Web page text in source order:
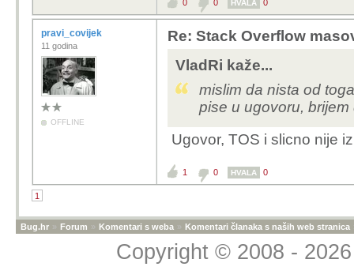
0 0 HVALA 0
pravi_covijek
11 godina
OFFLINE
Re: Stack Overflow
VladRi kaže...
mislim da nista od
pise u ugovoru, brijem
Ugovor, TOS i slicno nije
1 0 HVALA 0
1
Bug.hr » Forum » Komentari s weba » Komentari članaka s naših web stranica
Copyright © 2008 -